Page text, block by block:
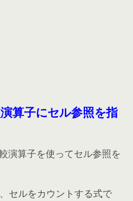
算子にセル参照を指
演算子を使ってセル参照を
セルをカウントする式で